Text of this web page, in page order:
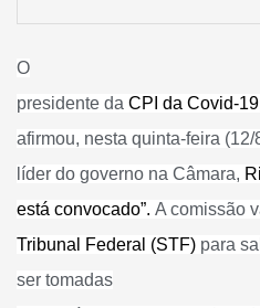
O
presidente da CPI da Covid-19
afirmou, nesta quinta-feira (12/
líder do governo na Câmara,
está convocado”. A comissão
Tribunal Federal (STF) para
ser tomadas